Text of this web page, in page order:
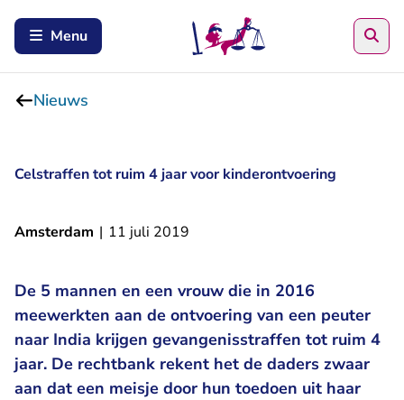
Menu
Nieuws
Celstraffen tot ruim 4 jaar voor kinderontvoering
Amsterdam | 11 juli 2019
De 5 mannen en een vrouw die in 2016
meewerkten aan de ontvoering van een peuter
naar India krijgen gevangenisstraffen tot ruim 4
jaar. De rechtbank rekent het de daders zwaar
aan dat een meisje door hun toedoen uit haar